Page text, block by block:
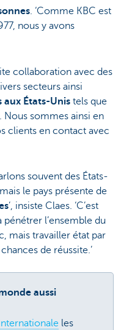
. ‘Comme KBC est
nous y avons
collaboration avec des
secteurs ainsi
aux États-Unis tels que
Nous sommes ainsi en
clients en contact avec
souvent des États-
le pays présente de
’, insiste Claes. ‘C’est
l’ensemble du
mais travailler état par
de réussite.’
aussi
les